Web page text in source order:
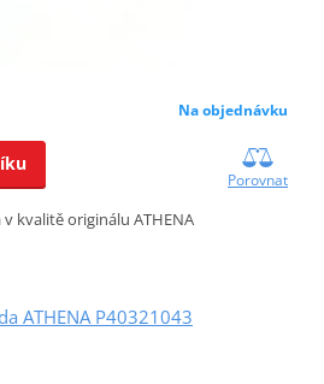
Na objednávku
Porovnat
kvalitě originálu ATHENA
ATHENA P40321043